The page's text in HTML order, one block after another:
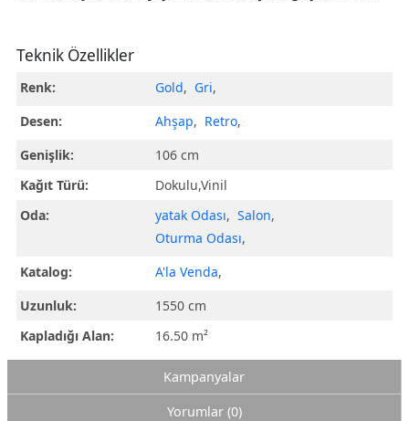
Teknik Özellikler
Renk: Gold, Gri,
Desen:
Ahşap, Retro,
Genişlik:
106 cm
Kağıt Türü:
Dokulu,Vinil
Oda:
yatak Odası, Salon,
Oturma Odası,
Katalog:
A'la Venda,
Uzunluk:
1550 cm
Kapladığı Alan:
16.50 m²
Kampanyalar
Yorumlar (0)